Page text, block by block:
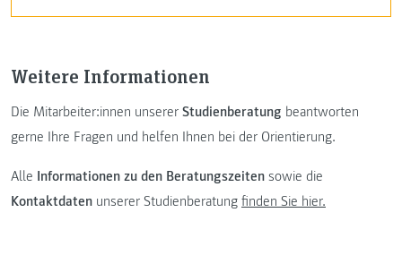
Weitere Informationen
Die Mitarbeiter:innen unserer Studienberatung beantworten
gerne Ihre Fragen und helfen Ihnen bei der Orientierung.
Alle Informationen zu den Beratungszeiten sowie die
Kontaktdaten unserer Studienberatung finden Sie hier.